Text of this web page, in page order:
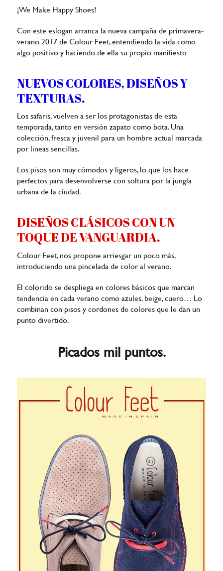
¡We Make Happy Shoes!
Con este eslogan arranca la nueva campaña de primavera-
verano 2017 de Colour Feet, entendiendo la vida como
algo positivo y haciendo de ella su propio manifiesto
NUEVOS COLORES, DISEÑOS Y
TEXTURAS.
Los safaris, vuelven a ser los protagonistas de esta
temporada, tanto en versión zapato como bota. Una
colección, fresca y juvenil para un hombre actual marcada
por lineas sencillas.
Los pisos son muy cómodos y ligeros, lo que los hace
perfectos para desenvolverse con soltura por la jungla
urbana de la ciudad.
DISEÑOS CLÁSICOS CON UN
TOQUE DE VANGUARDIA.
Colour Feet, nos propone arriesgar un poco más,
introduciendo una pincelada de color al verano.
El colorido se despliega en colores básicos que marcan
tendencia en cada verano como azules, beige, cuero… Lo
combinan con pisos y cordones de colores que le dan un
punto divertido.
Picados mil puntos.